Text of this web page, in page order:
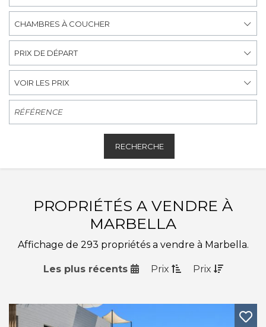
CHAMBRES À COUCHER
PRIX DE DÉPART
VOIR LES PRIX
RECHERCHE
PROPRIÉTÉS A VENDRE À
MARBELLA
Affichage de 293 propriétés a vendre à Marbella.
Les plus récents Prix Prix